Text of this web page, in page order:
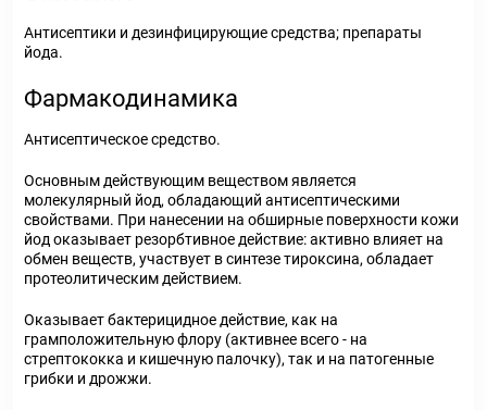
Антисептики и дезинфицирующие средства; препараты
йода.
Фармакодинамика
Антисептическое средство.
Основным действующим веществом является
молекулярный йод, обладающий антисептическими
свойствами. При нанесении на обширные поверхности кожи
йод оказывает резорбтивное действие: активно влияет на
обмен веществ, участвует в синтезе тироксина, обладает
протеолитическим действием.
Оказывает бактерицидное действие, как на
грамположительную флору (активнее всего - на
стрептококка и кишечную палочку), так и на патогенные
грибки и дрожжи.